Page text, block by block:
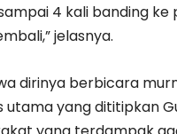
4 kali banding
jelasnya.
dirinya berbicara
utama yang dititipkan